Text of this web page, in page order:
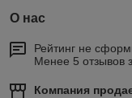
О нас
Рейтинг не
Менее 5 отзывов
Компания